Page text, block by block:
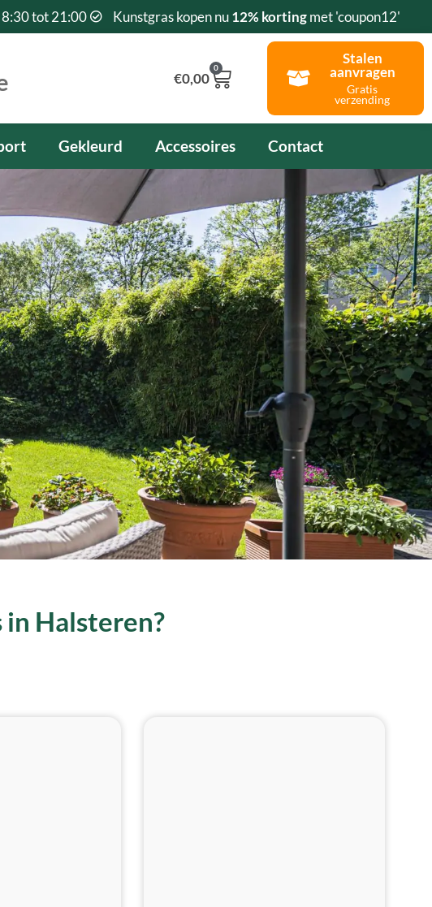
8:30 tot 21:00 Kunstgras kopen nu12% kortingmet 'coupon12'
€0,00
0
Winkelwagen
Stalen
aanvragen
Gratis
verzending
Gekleurd Accessoires Contact
Halsteren?